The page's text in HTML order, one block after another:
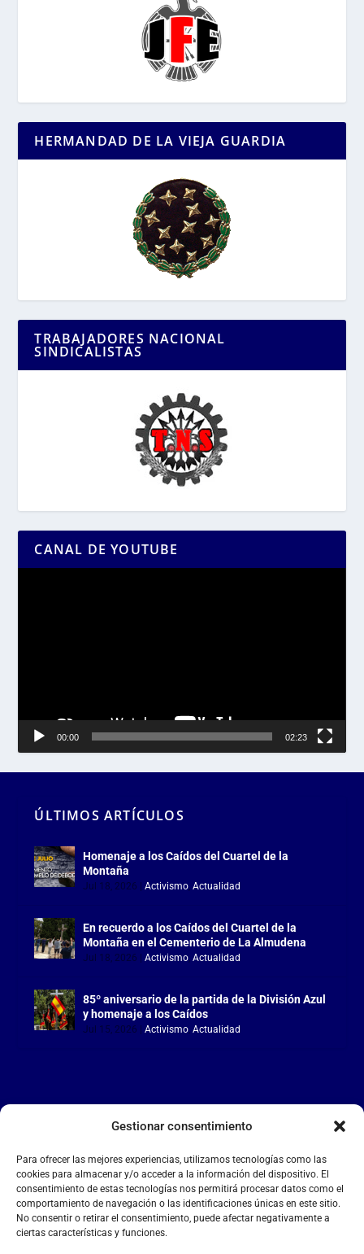
Gestionar consentimiento
Para ofrecer las mejores experiencias, utilizamos tecnologías como las
cookies para almacenar y/o acceder a la información del dispositivo. El
consentimiento de estas tecnologías nos permitirá procesar datos como el
comportamiento de navegación o las identificaciones únicas en este sitio.
No consentir o retirar el consentimiento, puede afectar negativamente a
ciertas características y funciones.
HERMANDAD DE LA VIEJA GUARDIA
TRABAJADORES NACIONAL
SINDICALISTAS
CANAL DE YOUTUBE
00:00 02:23
ÚLTIMOS ARTÍCULOS
Homenaje a los Caídos del Cuartel de la
Montaña
Jul 18, 2026 |Activismo ,Actualidad
En recuerdo a los Caídos del Cuartel de la
Montaña en el Cementerio de La Almudena
Jul 18, 2026 |Activismo ,Actualidad
85º aniversario de la partida de la División Azul
y homenaje a los Caídos
Jul 15, 2026 |Activismo ,Actualidad
LA FALANGE
Reproductor
de
vídeo